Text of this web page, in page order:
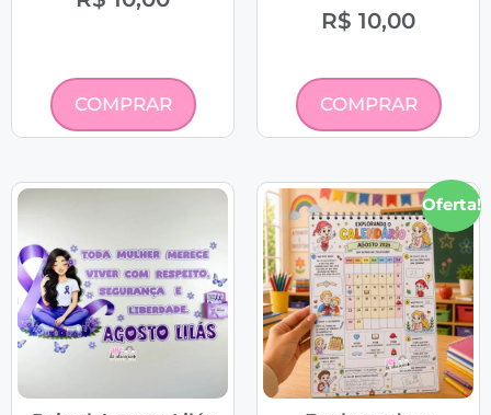
COMPRAR
R$ 10,00
COMPRAR
Oferta!